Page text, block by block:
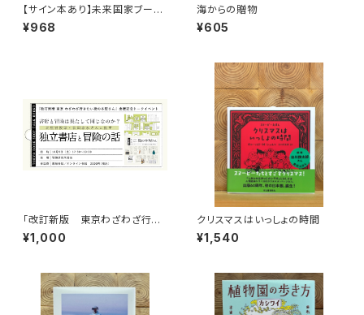
【サイン本あり】未来国家ブータ
ン
¥968
海からの贈物
¥605
「改訂新版 東京わざわざ行き
たい街の本屋さん」出版記念ト
ークイベント録画視聴権
¥1,000
クリスマスはいっしょの時間
¥1,540